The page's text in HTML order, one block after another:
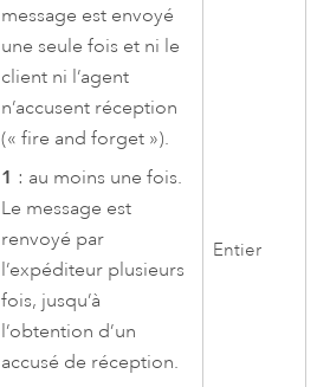
message est envoyé
une seule fois et ni le
client ni l’agent
n’accusent réception
(« fire and forget »).
1 : au moins une fois.
Le message est
renvoyé par
l’expéditeur plusieurs
fois, jusqu’à
l’obtention d’un
accusé de réception.
Entier